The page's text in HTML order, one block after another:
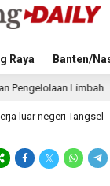
Raya Banten/
Limbah
luar negeri Tangsel